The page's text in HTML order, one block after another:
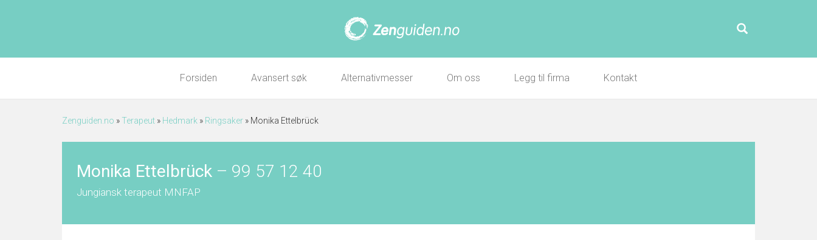
Forsiden Avansert søk Alternativmesser Om oss Legg til firma Kontakt
Zenguiden.no »Terapeut » Hedmark » Ringsaker » Monika Ettelbrück
Monika Ettelbrück – 99 57 12 40
Jungiansk terapeut MNFAP